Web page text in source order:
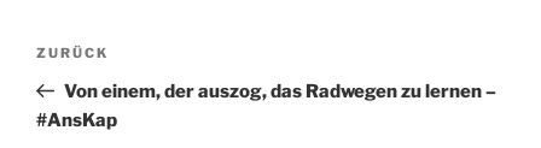
Beitragsnavigation
Vorheriger
Beitrag
ZURÜCK
Von einem, der auszog, das Radwegen zu lernen –
#AnsKap